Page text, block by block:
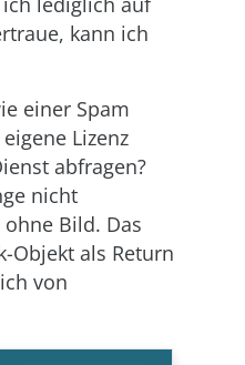
kann ich
einer Spam
Lizenz
abfragen?
nicht
Bild. Das
Objekt als Return
von